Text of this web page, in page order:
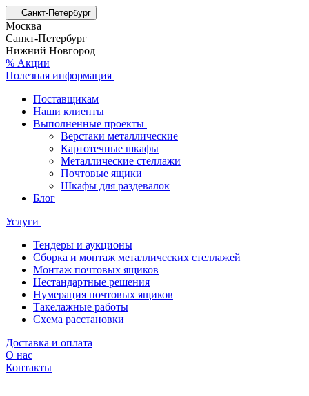
Санкт-Петербург
Москва
Санкт-Петербург
Нижний Новгород
% Акции
Полезная информация
Поставщикам
Наши клиенты
Выполненные проекты
Верстаки металлические
Картотечные шкафы
Металлические стеллажи
Почтовые ящики
Шкафы для раздевалок
Блог
Услуги
Тендеры и аукционы
Сборка и монтаж металлических стеллажей
Монтаж почтовых ящиков
Нестандартные решения
Нумерация почтовых ящиков
Такелажные работы
Схема расстановки
Доставка и оплата
О нас
Контакты